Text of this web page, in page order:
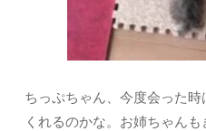
ちっぷちゃん、今度会った
くれるのかな。お姉ちゃん